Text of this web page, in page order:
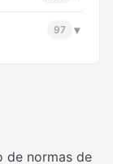
97 ▾
de normas de